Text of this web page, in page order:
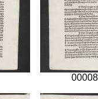
00008